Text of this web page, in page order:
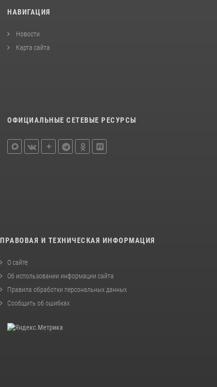
НАВИГАЦИЯ
Новости
Карта сайта
ОФИЦИАЛЬНЫЕ СЕТЕВЫЕ РЕСУРСЫ
ПРАВОВАЯ И ТЕХНИЧЕСКАЯ ИНФОРМАЦИЯ
О сайте
Об использовании информации сайта
Правила обработки персональных данных
Сообщить об ошибках